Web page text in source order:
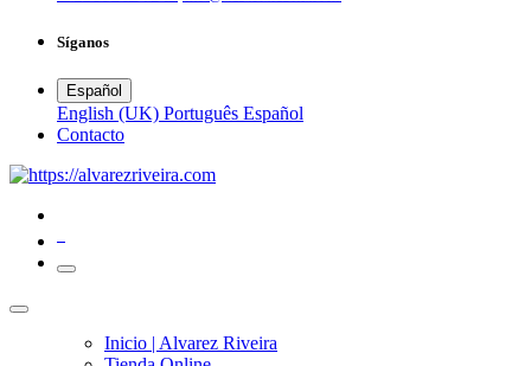
Síganos
Español
English (UK) Português Español
​Contacto
Inicio | Alvarez Riveira